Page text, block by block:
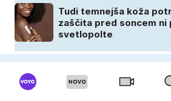
Tudi temnejša koža
zaščita pred soncem ni
svetlopolte